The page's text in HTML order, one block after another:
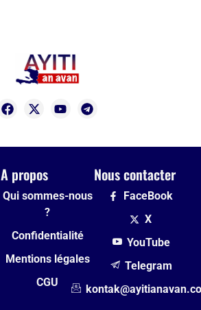
A propos
Qui sommes-nous
?
Confidentialité
Mentions légales
CGU
Nous contacter
FaceBook
X
YouTube
Telegram